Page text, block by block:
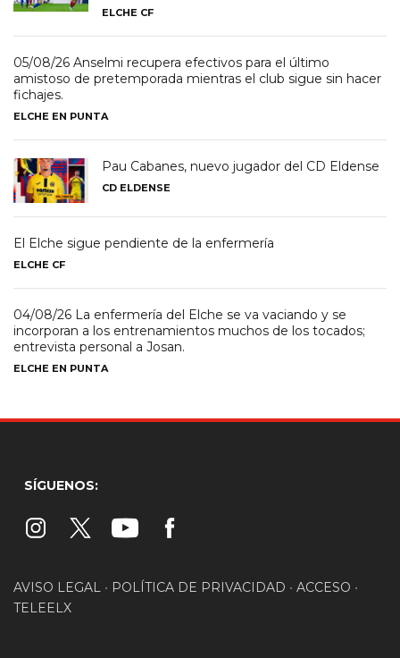
ELCHE CF
05/08/26 Anselmi recupera efectivos para el último
amistoso de pretemporada mientras el club sigue sin hacer
fichajes.
ELCHE EN PUNTA
Pau Cabanes, nuevo jugador del CD Eldense
CD ELDENSE
El Elche sigue pendiente de la enfermería
ELCHE CF
04/08/26 La enfermería del Elche se va vaciando y se
incorporan a los entrenamientos muchos de los tocados;
entrevista personal a Josan.
ELCHE EN PUNTA
SÍGUENOS:
AVISO LEGAL • POLÍTICA DE PRIVACIDAD • ACCESO •
TELEELX